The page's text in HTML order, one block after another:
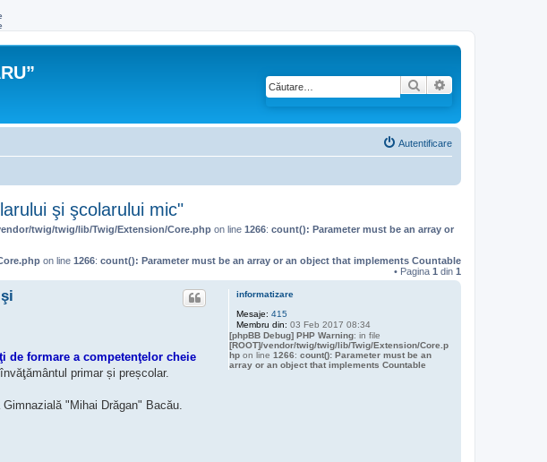
Căutare
Autentificare
şi şcolarului mic"
twig/twig/lib/Twig/Extension/Core.php on line 1266: count(): Parameter must be an array or
on line 1266: count(): Parameter must be an array or an object that implements Countable
• Pagina 1 din 1
informatizare
Mesaje: 415
Membru din: 03 Feb 2017 08:34
[phpBB Debug] PHP Warning: in file
[ROOT]/vendor/twig/twig/lib/Twig/Extension/Core.p
hpon line 1266: count(): Parameter must be an
array or an object that implements Countable
de formare a competenţelor cheie
primar și preșcolar.
Gimnazială "Mihai Drăgan" Bacău.